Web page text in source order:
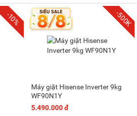
-10% -500K
Máy giặt Hisense Inverter 9kg
WF90N1Y
5.490.000 đ